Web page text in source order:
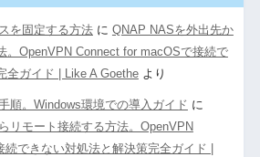
を固定する方法に QNAP NASを外出先か
。OpenVPN Connect for macOSで接続で
全ガイド | Like A Goetheより
順。Windows環境での導入ガイド に
リモート接続する方法。OpenVPN
できない対処法と解決策完全ガイド |